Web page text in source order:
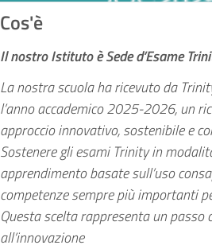
Cos'è
Il nostro Istituto è Sede d’Esame
La nostra scuola ha ricevuto da
l’anno accademico 2025-2026, un
approccio innovativo, sostenibile e
Sostenere gli esami Trinity in
apprendimento basate sull’uso
competenze sempre più importanti
Questa scelta rappresenta un passo
all’innovazione